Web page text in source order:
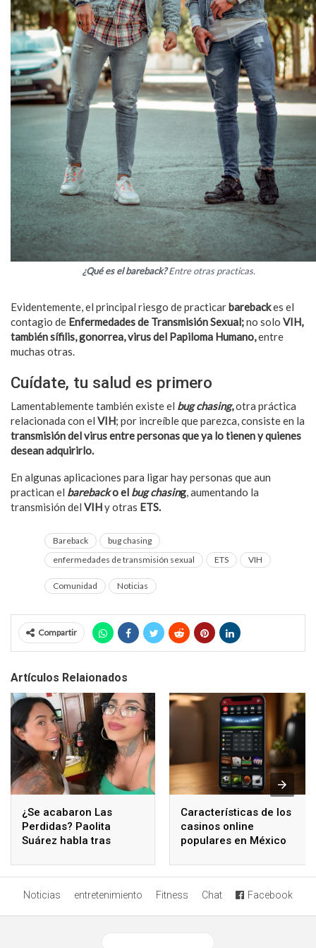
¿Qué es elbareback?Entre otras practicas.
Evidentemente, el principal riesgo de practicarbarebackes el
contagio de Enfermedades de Transmisión Sexual;no solo VIH,
también sífilis, gonorrea, virus del Papiloma Humano,entre
muchas otras.
Cuídate, tu salud es primero
Lamentablemente también existe el bug chasing,otra práctica
relacionada con el VIH; por increíble que parezca, consiste en la
transmisión del virus entre personas que ya lo tienen y quienes
desean adquirirlo.
En algunas aplicaciones para ligar hay personas que aun
practican el barebacko el bug chasing, aumentando la
transmisión del VIHy otras ETS.
Bareback
bug chasing
enfermedades de transmisión sexual
ETS VIH
Comunidad Noticias
Compartir
Artículos Relaionados
¿Se acabaron Las
Perdidas? Paolita
Suárez habla tras
de Karina Torres
Características de los
casinos online
populares en México
Noticias entretenimiento Fitness Chat Facebook